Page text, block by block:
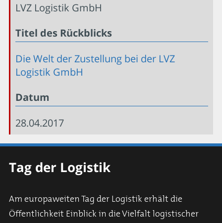
LVZ Logistik GmbH
Titel des Rückblicks
Die Welt der Zustellung bei der LVZ
Logistik GmbH
Datum
28.04.2017
Tag der Logistik
Am europaweiten Tag der Logistik erhält die
Öffentlichkeit Einblick in die Vielfalt logistischer